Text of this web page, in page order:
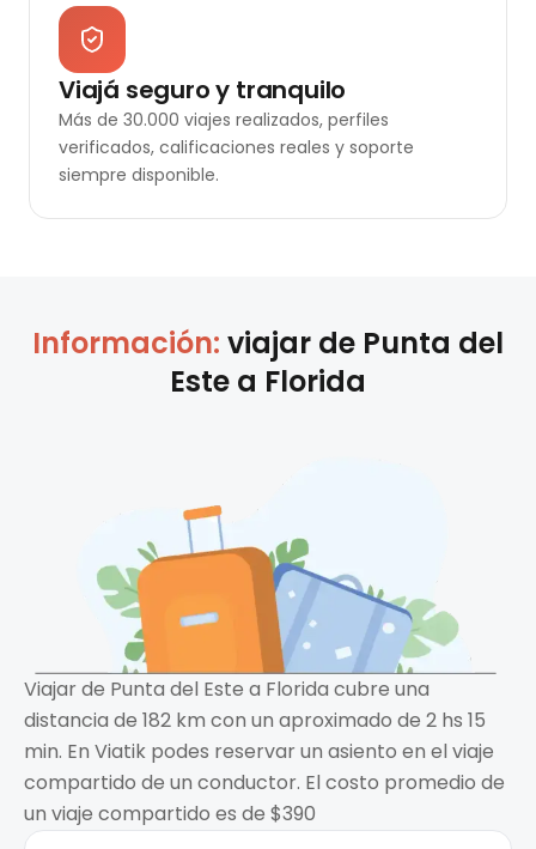
Viajá seguro y tranquilo
Más de 30.000 viajes realizados, perfiles
verificados, calificaciones reales y soporte
siempre disponible.
Información: viajar de Punta del
Este a Florida
Viajar de Punta del Este a Florida cubre una
distancia de 182 km con un aproximado de 2 hs 15
min. En Viatik podes reservar un asiento en el viaje
compartido de un conductor. El costo promedio de
un viaje compartido es de $390